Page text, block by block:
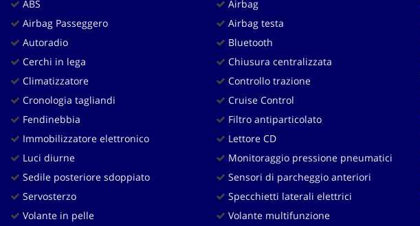
ABS
Airbag Passeggero
Autoradio
Cerchi in lega
Climatizzatore
Cronologia tagliandi
Fendinebbia
Immobilizzatore elettronico
Luci diurne
Sedile posteriore sdoppiato
Servosterzo
Volante in pelle
Airbag
Airbag testa
Bluetooth
Chiusura centralizzata
Controllo trazione
Cruise Control
Filtro antiparticolato
Lettore CD
Monitoraggio pressione pneumatici
Sensori di parcheggio anteriori
Specchietti laterali elettrici
Volante multifunzione
questi
strumenti
di
si
rimanda
alla
cookie
policy.
Puoi
modificare
le
tue
scelte